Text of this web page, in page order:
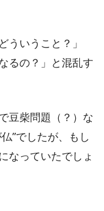
ういうこと？」
るの？」と混乱す
豆柴問題（？）な
”でしたが、もし
なっていたでしょ